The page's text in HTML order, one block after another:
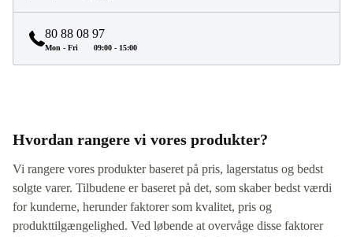
80 88 08 97
Mon - Fri 09:00 - 15:00
Hvordan rangere vi vores produkter?
Vi rangere vores produkter baseret på pris, lagerstatus og bedst
solgte varer. Tilbudene er baseret på det, som skaber bedst værdi
for kunderne, herunder faktorer som kvalitet, pris og
produkttilgængelighed. Ved løbende at overvåge disse faktorer